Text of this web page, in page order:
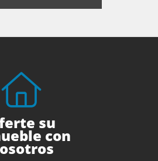
su
con